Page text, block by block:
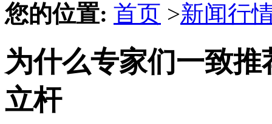
您的位置: 首页 >新闻行
为什么专家们一致
立杆